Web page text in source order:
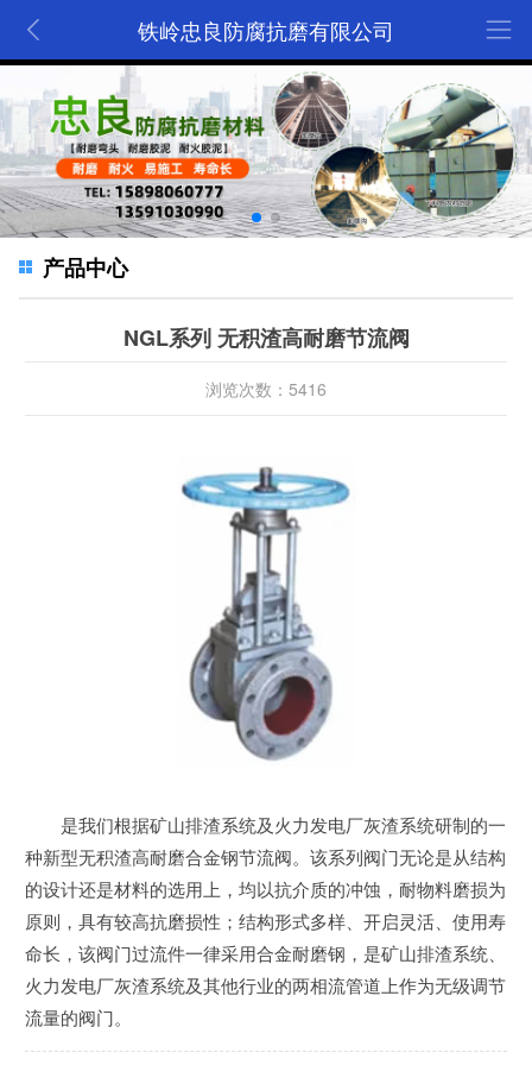
铁岭忠良防腐抗磨有限公司
产品中心
NGL系列 无积渣高耐磨节流阀
浏览次数：5416
是我们根据矿山排渣系统及火力发电厂灰渣系统研制的一
种新型无积渣高耐磨合金钢节流阀。该系列阀门无论是从结构
的设计还是材料的选用上，均以抗介质的冲蚀，耐物料磨损为
原则，具有较高抗磨损性；结构形式多样、开启灵活、使用寿
命长，该阀门过流件一律采用合金耐磨钢，是矿山排渣系统、
火力发电厂灰渣系统及其他行业的两相流管道上作为无级调节
流量的阀门。